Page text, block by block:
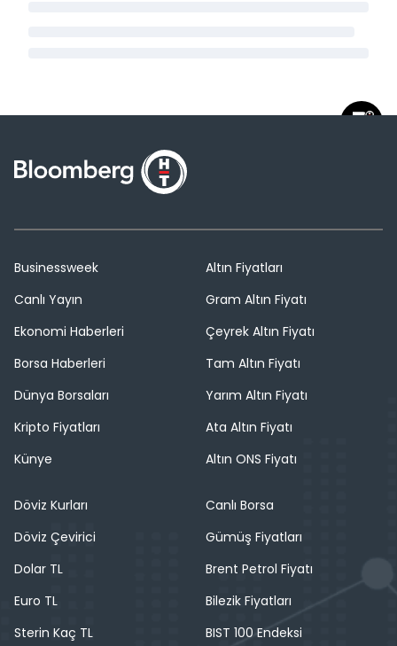
Businessweek
Canlı Yayın
Ekonomi Haberleri
Borsa Haberleri
Dünya Borsaları
Kripto Fiyatları
Künye
Altın Fiyatları
Gram Altın Fiyatı
Çeyrek Altın Fiyatı
Tam Altın Fiyatı
Yarım Altın Fiyatı
Ata Altın Fiyatı
Altın ONS Fiyatı
Döviz Kurları
Döviz Çevirici
Dolar TL
Euro TL
Sterin Kaç TL
Canlı Borsa
Gümüş Fiyatları
Brent Petrol Fiyatı
Bilezik Fiyatları
BIST 100 Endeksi